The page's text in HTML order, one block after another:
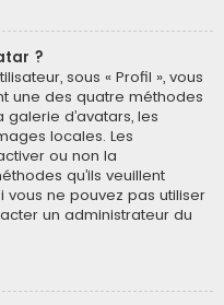
?
sous « Profil », vous
une des quatre méthodes
galerie d’avatars, les
locales. Les
ou non la
qu’ils veuillent
vous ne pouvez pas utiliser
un administrateur du